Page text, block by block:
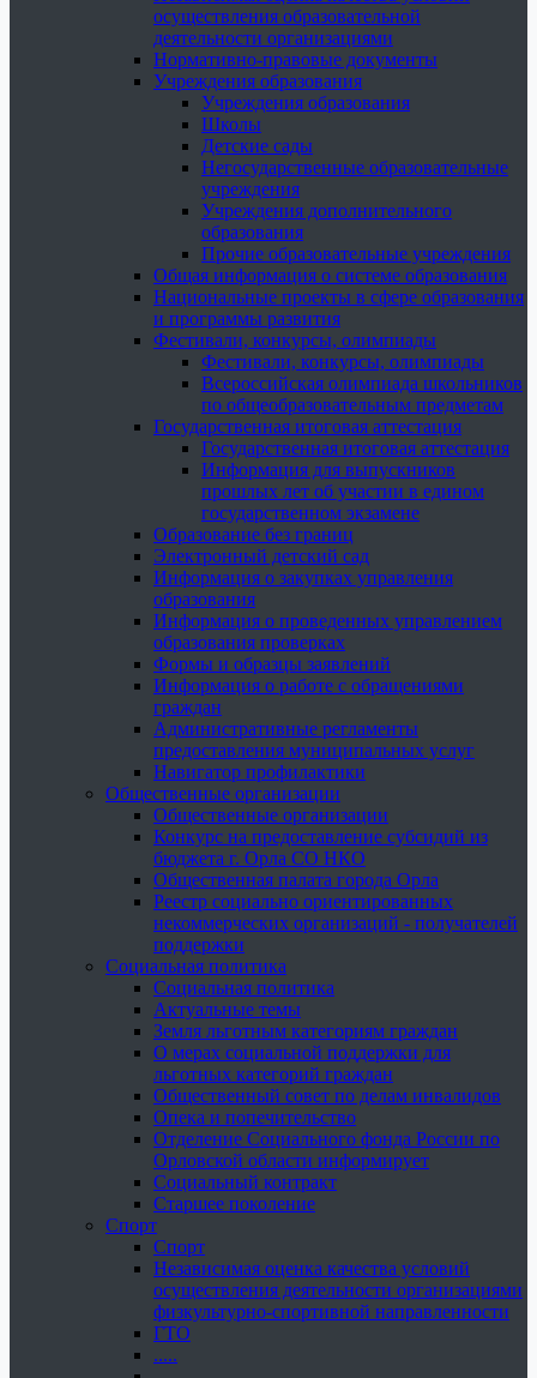
осуществления образовательной
деятельности организациями
Нормативно-правовые документы
Учреждения образования
Учреждения образования
Школы
Детские сады
Негосударственные образовательные
учреждения
Учреждения дополнительного
образования
Прочие образовательные учреждения
Общая информация о системе образования
Национальные проекты в сфере образования
и программы развития
Фестивали, конкурсы, олимпиады
Фестивали, конкурсы, олимпиады
Всероссийская олимпиада школьников
по общеобразовательным предметам
Государственная итоговая аттестация
Государственная итоговая аттестация
Информация для выпускников
прошлых лет об участии в едином
государственном экзамене
Образование без границ
Электронный детский сад
Информация о закупках управления
образования
Информация о проведенных управлением
образования проверках
Формы и образцы заявлений
Информация о работе с обращениями
граждан
Административные регламенты
предоставления муниципальных услуг
Навигатор профилактики
Общественные организации
Общественные организации
Конкурс на предоставление субсидий из
бюджета г. Орла СО НКО
Общественная палата города Орла
Реестр социально ориентированных
некоммерческих организаций - получателей
поддержки
Социальная политика
Социальная политика
Актуальные темы
Земля льготным категориям граждан
О мерах социальной поддержки для
льготных категорий граждан
Общественный совет по делам инвалидов
Опека и попечительство
Отделение Социального фонда России по
Орловской области информирует
Социальный контракт
Старшее поколение
Спорт
Спорт
Независимая оценка качества условий
осуществления деятельности организациями
физкультурно-спортивной направленности
ГТО
.....